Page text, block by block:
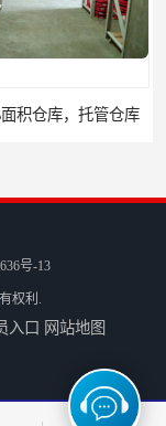
积仓库，托管仓库
宝山区小面积托管仓库，电商仓库
号-13
权利.
入口 网站地图